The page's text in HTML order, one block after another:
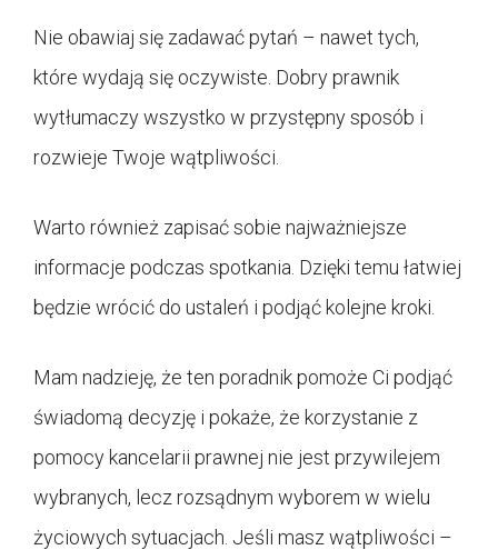
Nie obawiaj się zadawać pytań – nawet tych,
które wydają się oczywiste. Dobry prawnik
wytłumaczy wszystko w przystępny sposób i
rozwieje Twoje wątpliwości.
Warto również zapisać sobie najważniejsze
informacje podczas spotkania. Dzięki temu łatwiej
będzie wrócić do ustaleń i podjąć kolejne kroki.
Mam nadzieję, że ten poradnik pomoże Ci podjąć
świadomą decyzję i pokaże, że korzystanie z
pomocy kancelarii prawnej nie jest przywilejem
wybranych, lecz rozsądnym wyborem w wielu
życiowych sytuacjach. Jeśli masz wątpliwości –